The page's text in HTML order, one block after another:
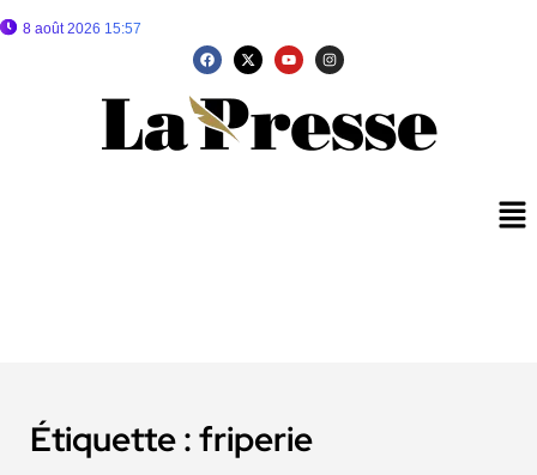
8 août 2026 15:57
Étiquette :friperie